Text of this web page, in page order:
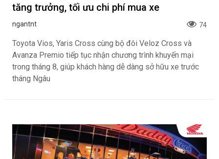
tăng trưởng, tối ưu chi phí mua xe
ngantnt 74
Toyota Vios, Yaris Cross cùng bộ đôi Veloz Cross và
Avanza Premio tiếp tục nhận chương trình khuyến mại
trong tháng 8, giúp khách hàng dễ dàng sở hữu xe trước
tháng Ngâu